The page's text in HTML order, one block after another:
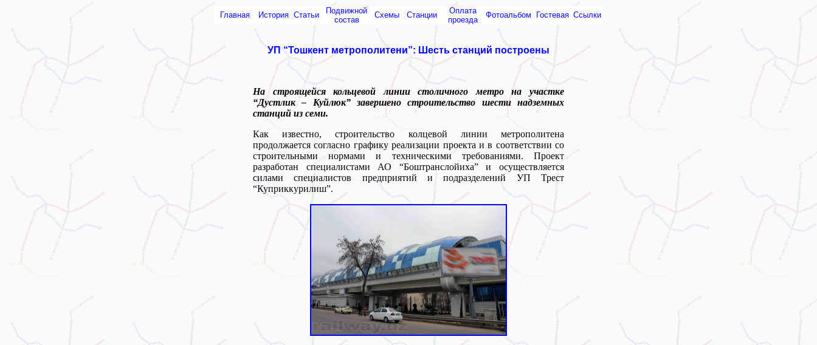
Главная История Статьи
Подвижной
состав
Схемы Cтанции
Оплата
проезда
Фотоальбом Гостевая Ссылки
УП “Тошкент метрополитени”: Шесть станций построены
На строящейся кольцевой линии столичного метро на участке
“Дустлик – Куйлюк” завершено строительство шести надземных
станций из семи.
Как известно, строительство колцевой линии метрополитена
продолжается согласно графику реализации проекта и в соответствии со
строительными нормами и техническими требованиями. Проект
разработан специалистами АО “Боштранслойиха” и осуществляется
силами специалистов предприятий и подразделений УП Трест
“Куприккурилиш”.